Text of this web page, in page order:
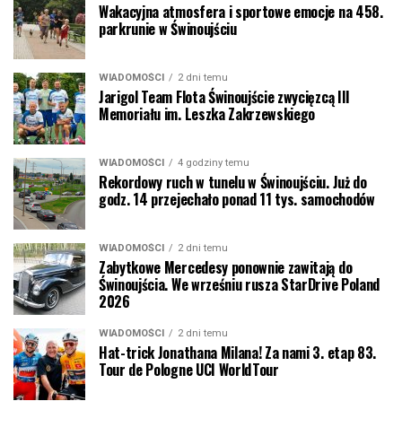
Wakacyjna atmosfera i sportowe emocje na 458.
parkrunie w Świnoujściu
WIADOMOŚCI 2 dni temu
Jarigol Team Flota Świnoujście zwycięzcą III
Memoriału im. Leszka Zakrzewskiego
WIADOMOŚCI 4 godziny temu
Rekordowy ruch w tunelu w Świnoujściu. Już do
godz. 14 przejechało ponad 11 tys. samochodów
WIADOMOŚCI 2 dni temu
Zabytkowe Mercedesy ponownie zawitają do
Świnoujścia. We wrześniu rusza StarDrive Poland
2026
WIADOMOŚCI 2 dni temu
Hat-trick Jonathana Milana! Za nami 3. etap 83.
Tour de Pologne UCI WorldTour